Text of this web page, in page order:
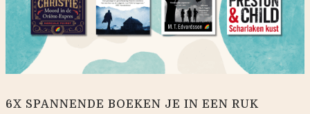
6X SPANNENDE BOEKEN JE IN EEN RUK